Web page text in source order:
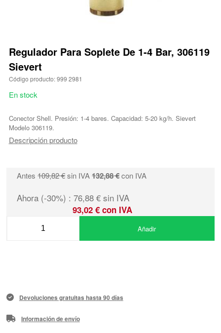
Regulador Para Soplete De 1-4 Bar, 306119
Sievert
Código producto: 999 2981
En stock
Conector Shell. Presión: 1-4 bares. Capacidad: 5-20 kg/h. Sievert
Modelo 306119.
Descripción producto
Antes109,82 €sin IVA132,88 €con IVA
Ahora (-30%) : 76,88 € sin IVA
93,02 € con IVA
Añadir
Devoluciones gratuitas hasta 90 días
Información de envío